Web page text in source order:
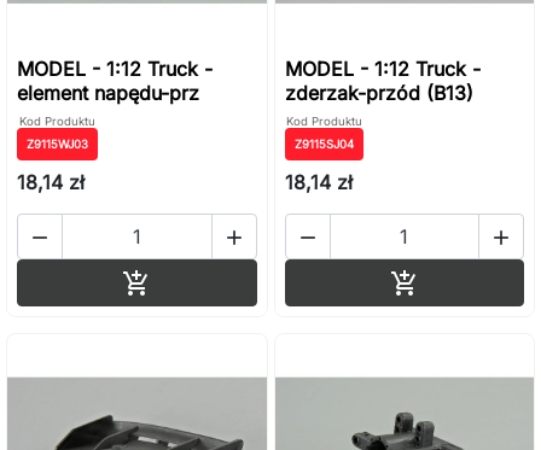
MODEL - 1:12 Truck -
element napędu-prz
Kod Produktu
Z9115WJ03
18,14 zł
 

MODEL - 1:12 Truck -
zderzak-przód (B13)
Kod Produktu
Z9115SJ04
18,14 zł
 
